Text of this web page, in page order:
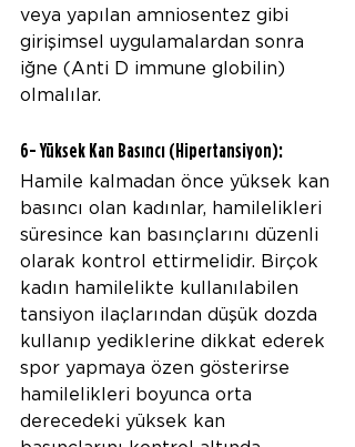
veya yapılan amniosentez gibi
girişimsel uygulamalardan sonra
iğne (Anti D immune globilin)
olmalılar.
6- Yüksek Kan Basıncı (Hipertansiyon):
Hamile kalmadan önce yüksek kan
basıncı olan kadınlar, hamilelikleri
süresince kan basınçlarını düzenli
olarak kontrol ettirmelidir. Birçok
kadın hamilelikte kullanılabilen
tansiyon ilaçlarından düşük dozda
kullanıp yediklerine dikkat ederek
spor yapmaya özen gösterirse
hamilelikleri boyunca orta
derecedeki yüksek kan